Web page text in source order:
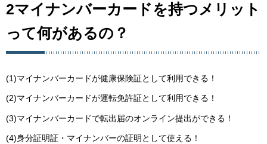
2マイナンバーカードを持つメリット
って何があるの？
(1)マイナンバーカードが健康保険証として利用できる！
(2)マイナンバーカードが運転免許証として利用できる！
(3)マイナンバーカードで転出届のオンライン提出ができる！
(4)身分証明証・マイナンバーの証明として使える！